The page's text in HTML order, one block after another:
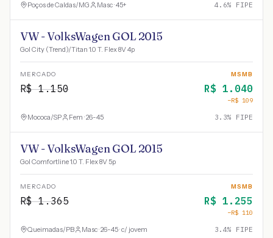
Poços de Caldas/MG Masc · 45+ 4.6% FIPE
VW - VolksWagen GOL 2015
Gol City (Trend)/Titan 1.0 T. Flex 8V 4p
MERCADO
R$1.150
MSMB
R$ 1.040
−R$ 109
Mococa/SP Fem · 26-45 3.3% FIPE
VW - VolksWagen GOL 2015
Gol Comfortline 1.0 T. Flex 8V 5p
MERCADO
R$1.365
MSMB
R$ 1.255
−R$ 110
Queimadas/PB Masc · 26-45 · c/ jovem 3.4% FIPE